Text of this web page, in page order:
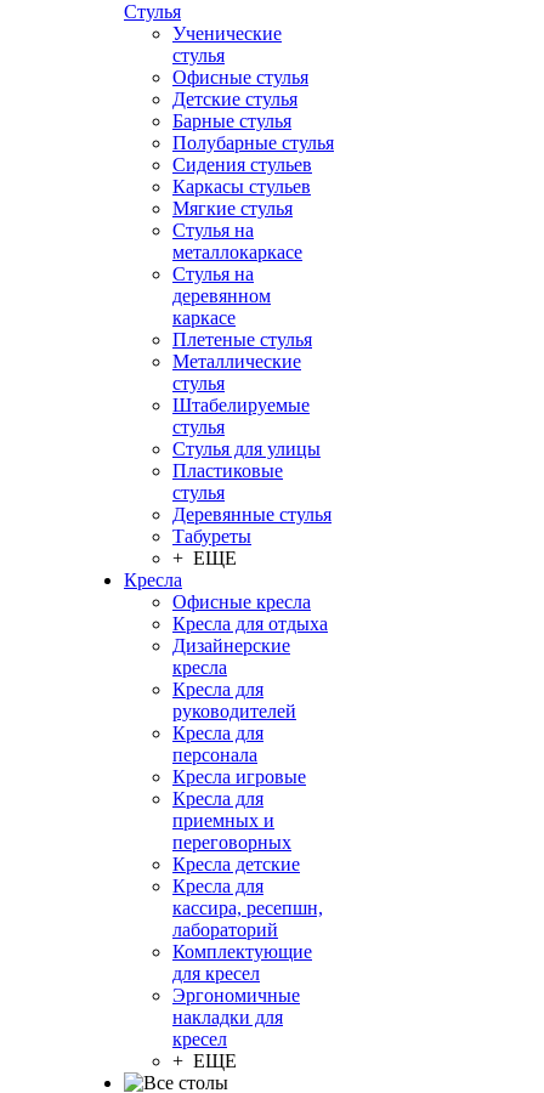
Стулья
Ученические
стулья
Офисные стулья
Детские стулья
Барные стулья
Полубарные стулья
Сидения стульев
Каркасы стульев
Мягкие стулья
Стулья на
металлокаркасе
Стулья на
деревянном
каркасе
Плетеные стулья
Металлические
стулья
Штабелируемые
стулья
Стулья для улицы
Пластиковые
стулья
Деревянные стулья
Табуреты
+ ЕЩЕ
Кресла
Офисные кресла
Кресла для отдыха
Дизайнерские
кресла
Кресла для
руководителей
Кресла для
персонала
Кресла игровые
Кресла для
приемных и
переговорных
Кресла детские
Кресла для
кассира, ресепшн,
лабораторий
Комплектующие
для кресел
Эргономичные
накладки для
кресел
+ ЕЩЕ